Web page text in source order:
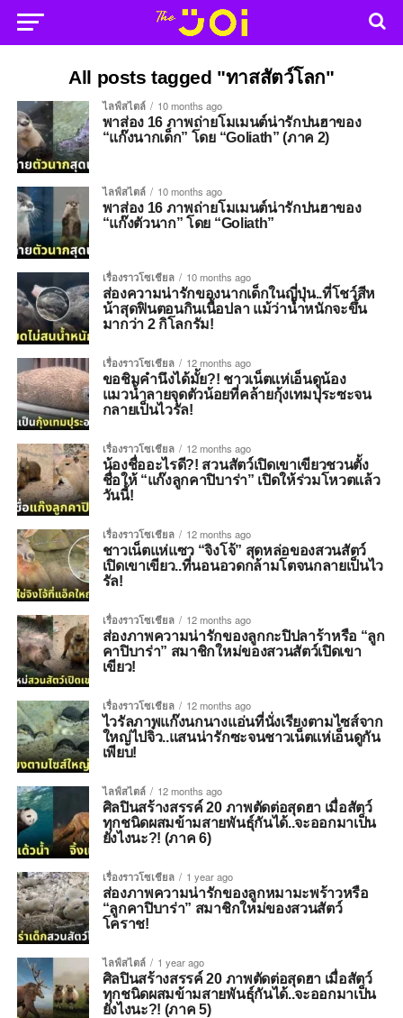
All posts tagged "ทาสสัตว์โลก"
ไลฟ์สไตล์ 10 months ago
พาส่อง 16 ภาพถ่ายโมเมนต์น่ารักปนฮาของ
“แก๊งนากเด็ก” โดย “Goliath” (ภาค 2)
ไลฟ์สไตล์ 10 months ago
พาส่อง 16 ภาพถ่ายโมเมนต์น่ารักปนฮาของ
“แก๊งตัวนาก” โดย “Goliath”
เรื่องราวโซเชียล 10 months ago
ส่องความน่ารักของนากเด็กในญี่ปุ่น..ที่โชว์สีห
น้าสุดฟินตอนกินเนื้อปลา แม้ว่าน้ำหนักจะขึ้น
มากว่า 2 กิโลกรัม!
เรื่องราวโซเชียล 12 months ago
ขอชิมคำนึงได้มั้ย?! ชาวเน็ตแห่เอ็นดูน้อง
แมวน้ำลายจุดตัวน้อยที่คล้ายกุ้งเทมปุระซะจน
กลายเป็นไวรัล!
เรื่องราวโซเชียล 12 months ago
น้องชื่ออะไรดี?! สวนสัตว์เปิดเขาเขียวชวนตั้ง
ชื่อให้ “แก๊งลูกคาปิบาร่า” เปิดให้ร่วมโหวตแล้ว
วันนี้!
เรื่องราวโซเชียล 12 months ago
ชาวเน็ตแห่แซว “จิงโจ้” สุดหล่อของสวนสัตว์
เปิดเขาเขียว..ที่นอนอวดกล้ามโตจนกลายเป็นไว
รัล!
เรื่องราวโซเชียล 12 months ago
ส่องภาพความน่ารักของลูกกะปิปลาร้าหรือ “ลูก
คาปิบาร่า” สมาชิกใหม่ของสวนสัตว์เปิดเขา
เขียว!
เรื่องราวโซเชียล 12 months ago
ไวรัลภาพแก๊งนกนางแอ่นที่นั่งเรียงตามไซส์จาก
ใหญ่ไปจิ๋ว..แสนน่ารักซะจนชาวเน็ตแห่เอ็นดูกัน
เพียบ!
ไลฟ์สไตล์ 12 months ago
ศิลปินสร้างสรรค์ 20 ภาพตัดต่อสุดฮา เมื่อสัตว์
ทุกชนิดผสมข้ามสายพันธุ์กันได้..จะออกมาเป็น
ยังไงนะ?! (ภาค 6)
เรื่องราวโซเชียล 1 year ago
ส่องภาพความน่ารักของลูกหมามะพร้าวหรือ
“ลูกคาปิบาร่า” สมาชิกใหม่ของสวนสัตว์
โคราช!
ไลฟ์สไตล์ 1 year ago
ศิลปินสร้างสรรค์ 20 ภาพตัดต่อสุดฮา เมื่อสัตว์
ทุกชนิดผสมข้ามสายพันธุ์กันได้..จะออกมาเป็น
ยังไงนะ?! (ภาค 5)